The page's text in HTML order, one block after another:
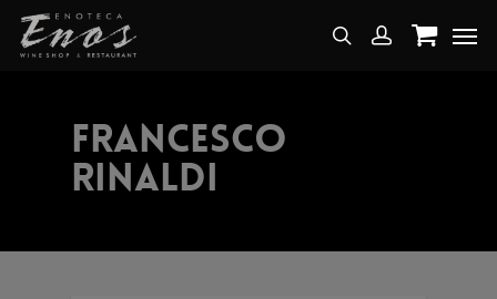
Francesco
Rinaldi